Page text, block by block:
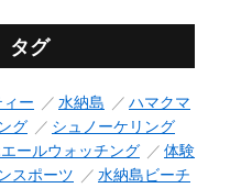
タグ
ー 水納島
ハマクマ
グ
シュノーケリング
ールウォッチング
体験
スポーツ
水納島ビーチ